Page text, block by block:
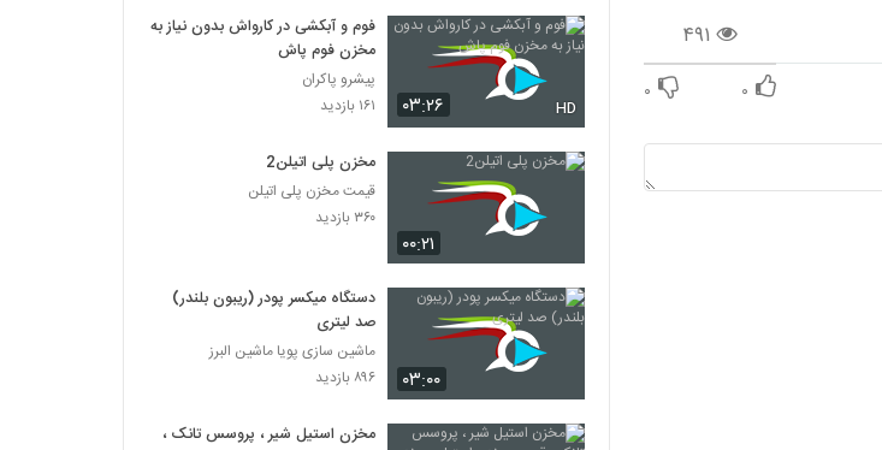
۴۹۱
۰ ۰
۰۳:۲۶ HD
فوم و آبکشی در کارواش بدون نیاز به
مخزن فوم پاش
پیشرو پاکران
۱۶۱ بازدید
۰۰:۲۱
مخزن پلی اتیلن2
قیمت مخزن پلی اتیلن
۳۶۰ بازدید
۰۳:۰۰
دستگاه میکسر پودر (ریبون بلندر)
صد لیتری
ماشین سازی پویا ماشین البرز
۸۹۶ بازدید
مخزن استیل شیر ، پروسس تانک ،